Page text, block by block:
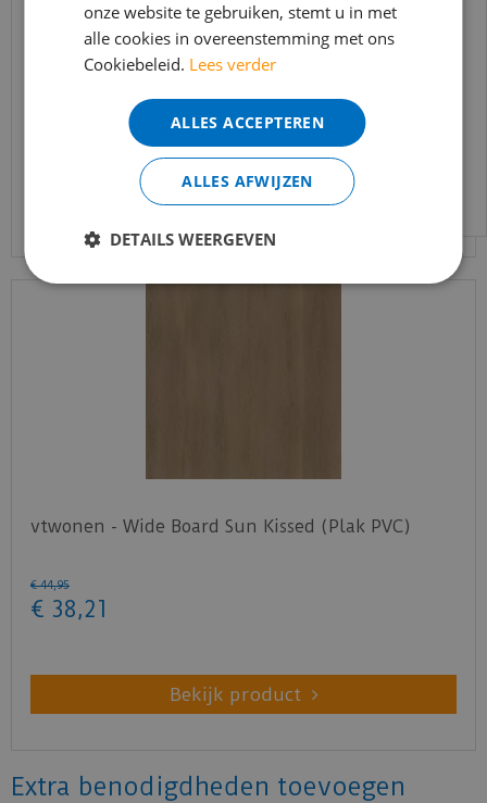
Ambiant - Estino Natural Oak (Plak PVC)
Bekijk product
vtwonen - Wide Board Sun Kissed (Plak PVC)
€ 44,95
€ 38,21
Bekijk product
Extra benodigdheden toevoegen
bereikbaar.
Bestelling worden uiteraard verwerkt
echter iets minder snel dan wat je van ons
gewend bent.
Voor vragen kan je ons bereiken via
info@merkvloerenwinkel.nl
onze website te gebruiken, stemt u in met
alle cookies in overeenstemming met ons
Cookiebeleid. Lees verder
ALLES ACCEPTEREN
ALLES AFWIJZEN
DETAILS WEERGEVEN